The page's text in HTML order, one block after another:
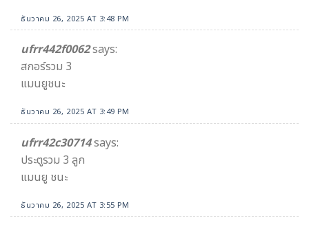
ธันวาคม 26, 2025 AT 3:48 PM
ufrr442f0062says:
สกอร์รวม 3
แมนยูชนะ
ธันวาคม 26, 2025 AT 3:49 PM
ufrr42c30714says:
ประตูรวม 3 ลูก
แมนยู ชนะ
ธันวาคม 26, 2025 AT 3:55 PM